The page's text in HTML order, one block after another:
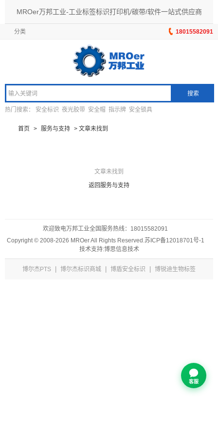
MROer万邦工业-工业标签标识打印机/碳带/软件一站式供应商
18015582091
分类
搜索
热门搜索： 安全标识 夜光胶带 安全帽 指示牌 安全锁具
首页 > 服务与支持 > 文章未找到
文章未找到
返回服务与支持
欢迎致电万邦工业全国服务热线： 18015582091
Copyright © 2008-2026 MROer All Rights Reserved. 苏ICP备12018701号-1
技术支持:博思信息技术
博尔杰PTS | 博尔杰标识商城 | 博盾安全标识 | 博锐迪生物标签
客服